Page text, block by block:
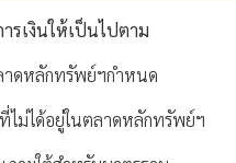
รเงินให้เป็นไปตาม
ดหลักทรัพย์ฯกำหนด
ไม่ได้อยู่ในตลาดหลักทรัพย์ฯ